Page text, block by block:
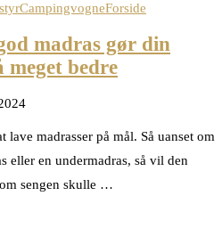
CampingvogneForside
madras gør din
meget bedre
lave madrasser på mål. Så uanset om
eller en undermadras, så vil den
sengen skulle …